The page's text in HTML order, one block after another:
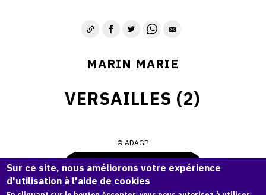
MARIN MARIE
VERSAILLES (2)
© ADAGP
Demande d'information
Sur ce site, nous améliorons votre expérience
d'utilisation à l'aide de cookies